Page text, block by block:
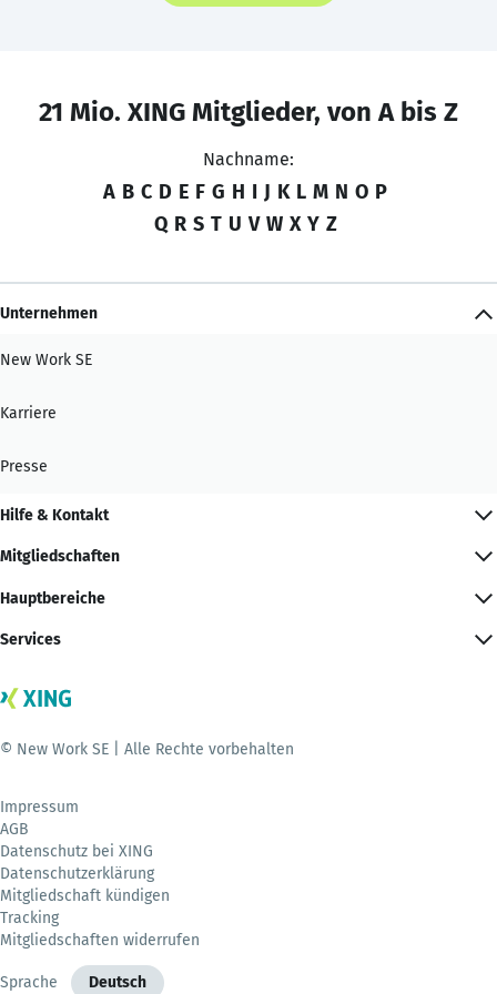
21 Mio. XING Mitglieder, von A bis Z
Nachname:
A B C D E F G H I J K L M N O P
Q R S T U V W X Y Z
Unternehmen
New Work SE
Karriere
Presse
Hilfe & Kontakt
Mitgliedschaften
Hauptbereiche
Services
© New Work SE | Alle Rechte vorbehalten
Impressum
AGB
Datenschutz bei XING
Datenschutzerklärung
Mitgliedschaft kündigen
Tracking
Mitgliedschaften widerrufen
Sprache Deutsch